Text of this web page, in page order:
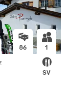
86 1
SV